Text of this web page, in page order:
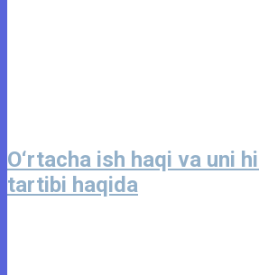
O‘rtacha ish haqi va uni
tartibi haqida